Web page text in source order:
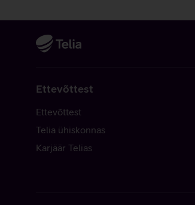
Ettevõttest
Ettevõttest
Telia ühiskonnas
Karjäär Telias